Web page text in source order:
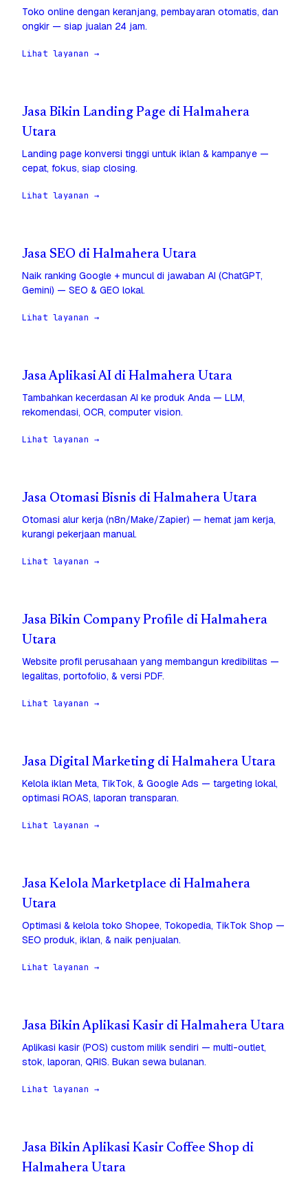
Toko online dengan keranjang, pembayaran otomatis, dan
ongkir — siap jualan 24 jam.
Lihat layanan →
Jasa Bikin Landing Page di Halmahera
Utara
Landing page konversi tinggi untuk iklan & kampanye —
cepat, fokus, siap closing.
Lihat layanan →
Jasa SEO di Halmahera Utara
Naik ranking Google + muncul di jawaban AI (ChatGPT,
Gemini) — SEO & GEO lokal.
Lihat layanan →
Jasa Aplikasi AI di Halmahera Utara
Tambahkan kecerdasan AI ke produk Anda — LLM,
rekomendasi, OCR, computer vision.
Lihat layanan →
Jasa Otomasi Bisnis di Halmahera Utara
Otomasi alur kerja (n8n/Make/Zapier) — hemat jam kerja,
kurangi pekerjaan manual.
Lihat layanan →
Jasa Bikin Company Profile di Halmahera
Utara
Website profil perusahaan yang membangun kredibilitas —
legalitas, portofolio, & versi PDF.
Lihat layanan →
Jasa Digital Marketing di Halmahera Utara
Kelola iklan Meta, TikTok, & Google Ads — targeting lokal,
optimasi ROAS, laporan transparan.
Lihat layanan →
Jasa Kelola Marketplace di Halmahera
Utara
Optimasi & kelola toko Shopee, Tokopedia, TikTok Shop —
SEO produk, iklan, & naik penjualan.
Lihat layanan →
Jasa Bikin Aplikasi Kasir di Halmahera Utara
Aplikasi kasir (POS) custom milik sendiri — multi-outlet,
stok, laporan, QRIS. Bukan sewa bulanan.
Lihat layanan →
Jasa Bikin Aplikasi Kasir Coffee Shop di
Halmahera Utara